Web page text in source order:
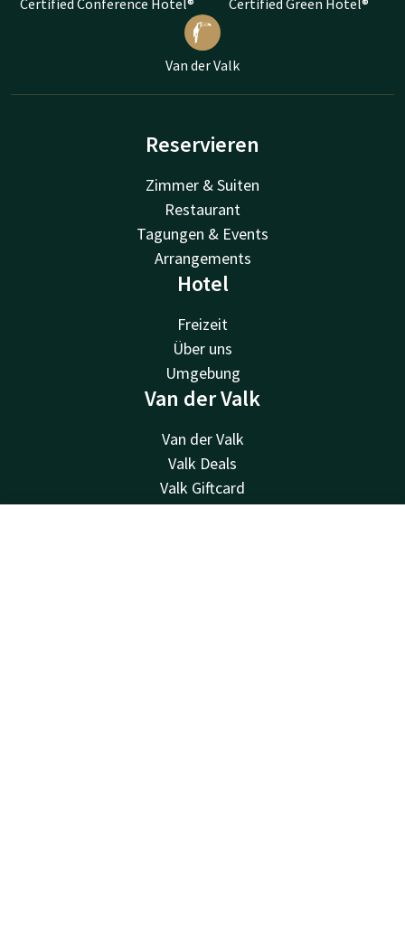
Certified Conference Hotel® Certified Green Hotel®
Van der Valk
Reservieren
Zimmer & Suiten
Restaurant
Tagungen & Events
Arrangements
Hotel
Freizeit
Über uns
Umgebung
Van der Valk
Van der Valk
Valk Deals
Valk Giftcard